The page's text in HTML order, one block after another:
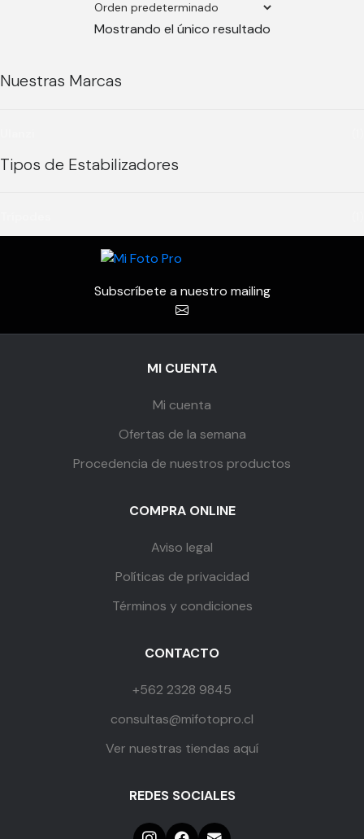
Mostrando el único resultado
Nuestras Marcas
Tipos de Estabilizadores
Subscríbete a nuestro mailing
MI CUENTA
Mi cuenta
Ofertas de la semana
Procedencia de nuestros productos
COMPRA ONLINE
Aviso legal
Políticas de privacidad
Términos y condiciones
CONTACTO
+562 2328 9845
consultas@mifotopro.cl
Ver nuestras tiendas aquí
REDES SOCIALES